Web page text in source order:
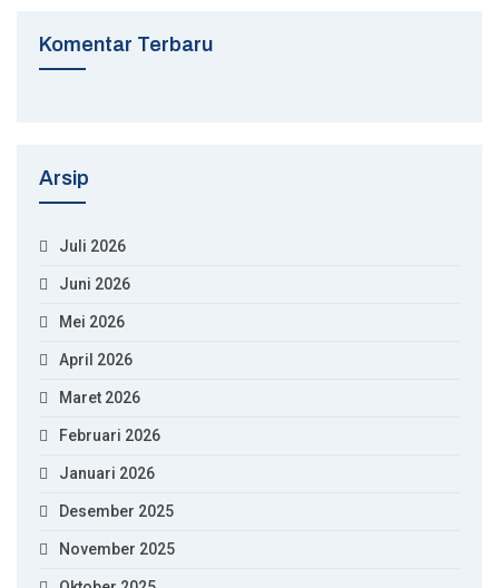
Komentar Terbaru
Arsip
Juli 2026
Juni 2026
Mei 2026
April 2026
Maret 2026
Februari 2026
Januari 2026
Desember 2025
November 2025